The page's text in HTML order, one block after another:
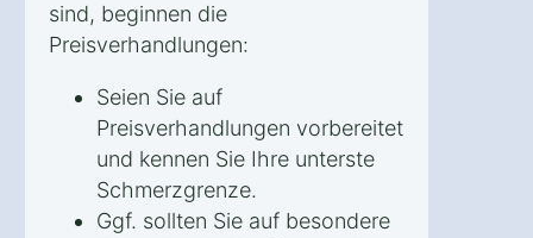
sind, beginnen die
Preisverhandlungen:
Seien Sie auf
Preisverhandlungen vorbereitet
und kennen Sie Ihre unterste
Schmerzgrenze.
Ggf. sollten Sie auf besondere